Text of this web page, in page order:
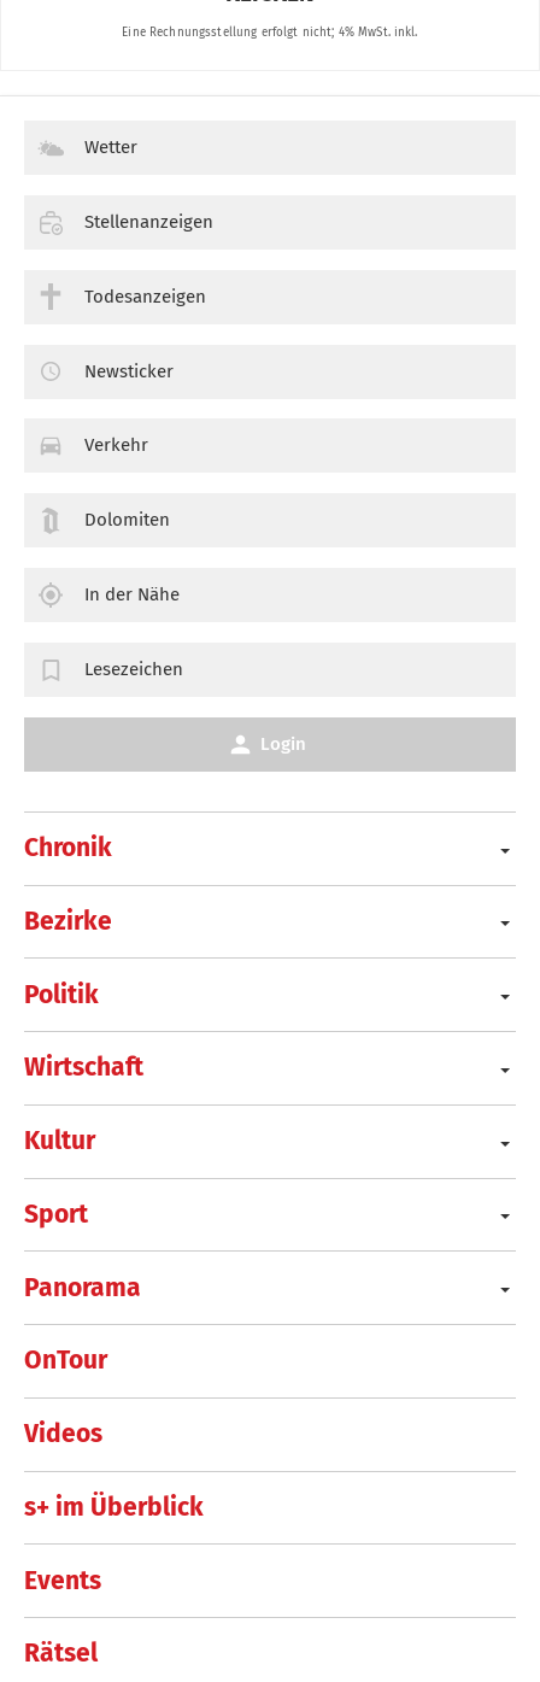
Chronik
Bezirke
Politik
Wirtschaft
Kultur
Sport
Panorama
OnTour
Videos
s+ im Überblick
Events
Rätsel
Wetter
Stellenanzeigen
Todesanzeigen
Newsticker
Verkehr
Dolomiten
In der Nähe
Lesezeichen
Login